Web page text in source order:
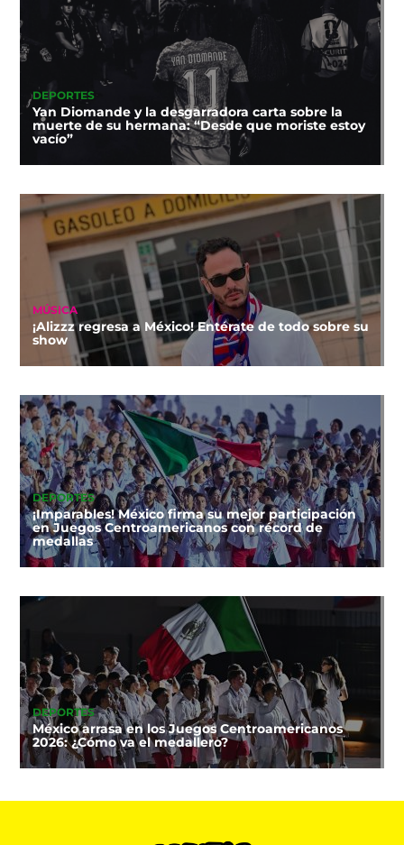
DEPORTES
Yan Diomande y la desgarradora carta sobre la
muerte de su hermana: “Desde que moriste estoy
vacío”
MÚSICA
¡Alizzz regresa a México! Entérate de todo sobre su
show
DEPORTES
¡Imparables! México firma su mejor participación
en Juegos Centroamericanos con récord de
medallas
DEPORTES
México arrasa en los Juegos Centroamericanos
2026: ¿Cómo va el medallero?